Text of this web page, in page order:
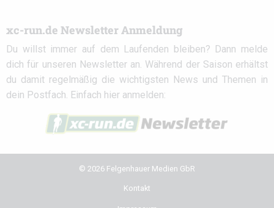
xc-run.de Newsletter Anmeldung
Du willst immer auf dem Laufenden bleiben? Dann melde
dich für unseren Newsletter an. Während der Saison erhältst
du damit regelmäßig die wichtigsten News und Themen in
dein Postfach. Einfach hier anmelden:
© 2026 Felgenhauer Medien GbR
Kontakt